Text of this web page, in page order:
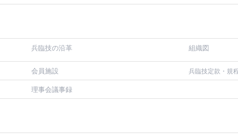
兵臨技の沿革 組織図
会員施設 兵臨技定款・規
理事会議事録